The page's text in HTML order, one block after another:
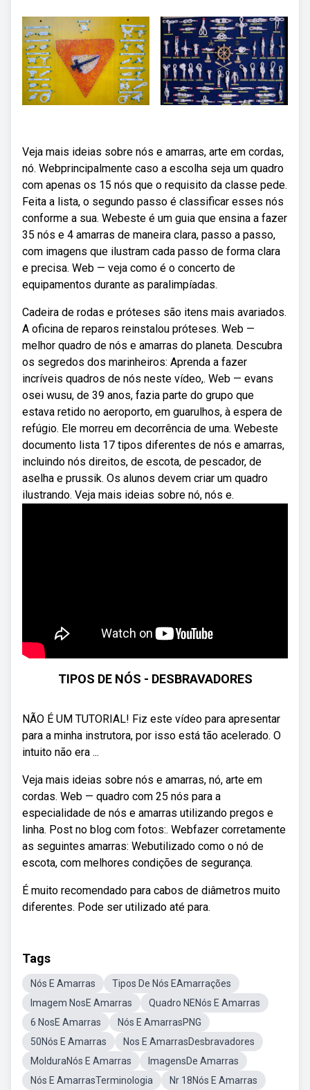
Veja mais ideias sobre nós e amarras, arte em cordas,
nó. Webprincipalmente caso a escolha seja um quadro
com apenas os 15 nós que o requisito da classe pede.
Feita a lista, o segundo passo é classificar esses nós
conforme a sua. Webeste é um guia que ensina a fazer
35 nós e 4 amarras de maneira clara, passo a passo,
com imagens que ilustram cada passo de forma clara
e precisa. Web — veja como é o concerto de
equipamentos durante as paralimpíadas.
Cadeira de rodas e próteses são itens mais avariados.
A oficina de reparos reinstalou próteses. Web —
melhor quadro de nós e amarras do planeta. Descubra
os segredos dos marinheiros: Aprenda a fazer
incríveis quadros de nós neste vídeo,. Web — evans
osei wusu, de 39 anos, fazia parte do grupo que
estava retido no aeroporto, em guarulhos, à espera de
refúgio. Ele morreu em decorrência de uma. Webeste
documento lista 17 tipos diferentes de nós e amarras,
incluindo nós direitos, de escota, de pescador, de
aselha e prussik. Os alunos devem criar um quadro
ilustrando. Veja mais ideias sobre nó, nós e.
TIPOS DE NÓS - DESBRAVADORES
NÃO É UM TUTORIAL! Fiz este vídeo para apresentar
para a minha instrutora, por isso está tão acelerado. O
intuito não era ...
Veja mais ideias sobre nós e amarras, nó, arte em
cordas. Web — quadro com 25 nós para a
especialidade de nós e amarras utilizando pregos e
linha. Post no blog com fotos:. Webfazer corretamente
as seguintes amarras: Webutilizado como o nó de
escota, com melhores condições de segurança.
É muito recomendado para cabos de diâmetros muito
diferentes. Pode ser utilizado até para.
Tags
Nós E Amarras
Tipos De Nós EAmarrações
Imagem NosE Amarras
Quadro NENós E Amarras
6 NosE Amarras
Nós E AmarrasPNG
50Nós E Amarras
Nos E AmarrasDesbravadores
MolduraNós E Amarras
ImagensDe Amarras
Nós E AmarrasTerminologia
Nr 18Nós E Amarras